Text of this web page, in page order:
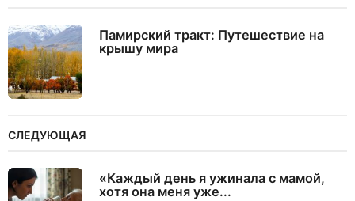
Памирский тракт: Путешествие на
крышу мира
СЛЕДУЮЩАЯ
«Каждый день я ужинала с мамой,
хотя она меня уже...